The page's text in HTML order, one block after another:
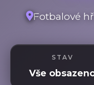
Fotbalové
STAV
Vše